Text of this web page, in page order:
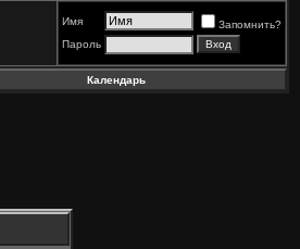
Имя
Запомнить?
Пароль
Календарь